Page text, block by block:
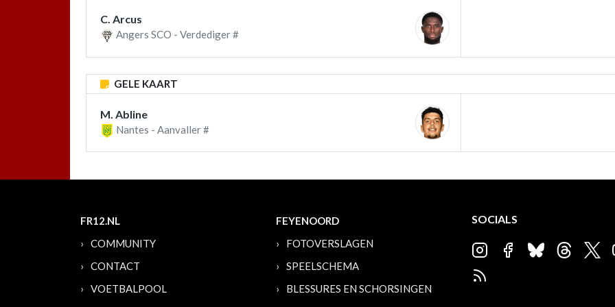
C. Arcus
Angers SCO - Verdediger #
GELE KAART
M. Abline
Nantes - Aanvaller #
FR12.NL
COMMUNITY
CONTACT
VOETBALPOOL
FEYENOORD
FOTOVERSLAGEN
SPEELSCHEMA
BLESSURES EN SCHORSINGEN
SOCIALS